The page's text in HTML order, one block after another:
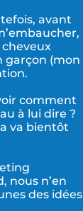
avant
cheveux
garçon (mon
comment
à lui dire ?
va bientôt
nous n’en
des idées